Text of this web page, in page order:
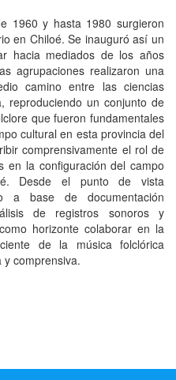
1960 y hasta 1980 surgieron
en Chiloé. Se inauguró así un
hacia mediados de los años
agrupaciones realizaron una
camino entre las ciencias
reproduciendo un conjunto de
que fueron fundamentales
cultural en esta provincia del
comprensivamente el rol de
en la configuración del campo
Desde el punto de vista
a base de documentación
de registros sonoros y
horizonte colaborar en la
de la música folclórica
comprensiva.